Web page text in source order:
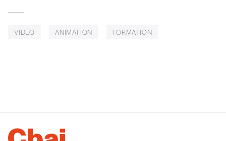
Édition numérique
VIDÉO ANIMATION FORMATION